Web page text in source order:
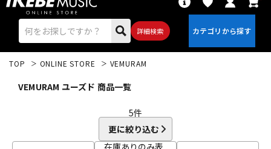
詳細検索
TOP ONLINE STORE VEMURAM
VEMURAM ユーズド 商品一覧
5件
更に絞り込む